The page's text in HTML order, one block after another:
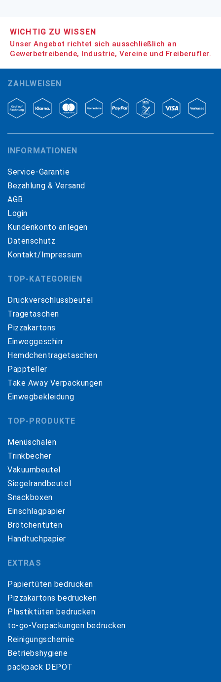
WICHTIG ZU WISSEN
Unser Angebot richtet sich ausschließlich an
Gewerbetreibende, Industrie, Vereine und Freiberufler.
ZAHLWEISEN
INFORMATIONEN
Service-Garantie
Bezahlung & Versand
AGB
Login
Kundenkonto anlegen
Datenschutz
Kontakt/Impressum
TOP-KATEGORIEN
Druckverschlussbeutel
Tragetaschen
Pizzakartons
Einweggeschirr
Hemdchentragetaschen
Pappteller
Take Away Verpackungen
Einwegbekleidung
TOP-PRODUKTE
Menüschalen
Trinkbecher
Vakuumbeutel
Siegelrandbeutel
Snackboxen
Einschlagpapier
Brötchentüten
Handtuchpapier
EXTRAS
Papiertüten bedrucken
Pizzakartons bedrucken
Plastiktüten bedrucken
to-go-Verpackungen bedrucken
Reinigungschemie
Betriebshygiene
packpack DEPOT